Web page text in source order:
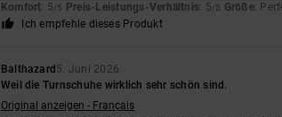
Komfort: 5/5 Preis-Leistungs-Verhältnis: 5/5 Größe:
Ich empfehle dieses Produkt
Balthazard 5. Juni 2026
Weil die Turnschuhe wirklich sehr schön sind.
Original anzeigen - Français